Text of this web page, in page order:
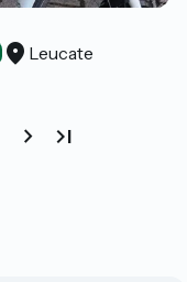
Leucate